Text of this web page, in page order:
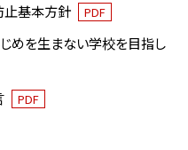
止基本方針 PDF
じめを生まない学校を目指し
PDF